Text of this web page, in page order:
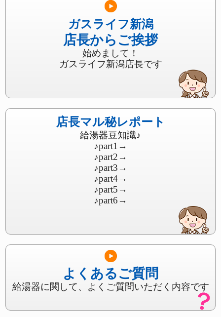
ガスライフ新潟
店長からご挨拶
始めまして！
ガスライフ新潟店長です
店長マル秘レポート
給湯器豆知識♪
♪part1→
♪part2→
♪part3→
♪part4→
♪part5→
♪part6→
よくあるご質問
給湯器に関して、よくご質問いただく内容です